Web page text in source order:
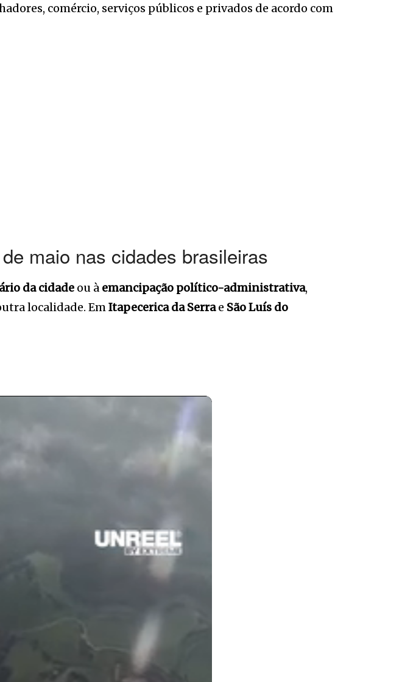
comércio, serviços públicos e privados de acordo com
maio nas cidades brasileiras
da cidade ou à emancipação político-administrativa,
localidade. EmItapecerica da Serrae São Luís do